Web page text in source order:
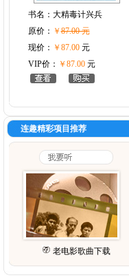
书名： 大精毒计兴兵
原价： ￥87.00 元
现价： ￥87.00元
VIP价： ￥87.00元
连趣精彩项目推荐
老电影歌曲下载